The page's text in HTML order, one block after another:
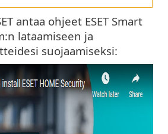
antaa ohjeet ESET Smart
lataamiseen ja
suojaamiseksi: